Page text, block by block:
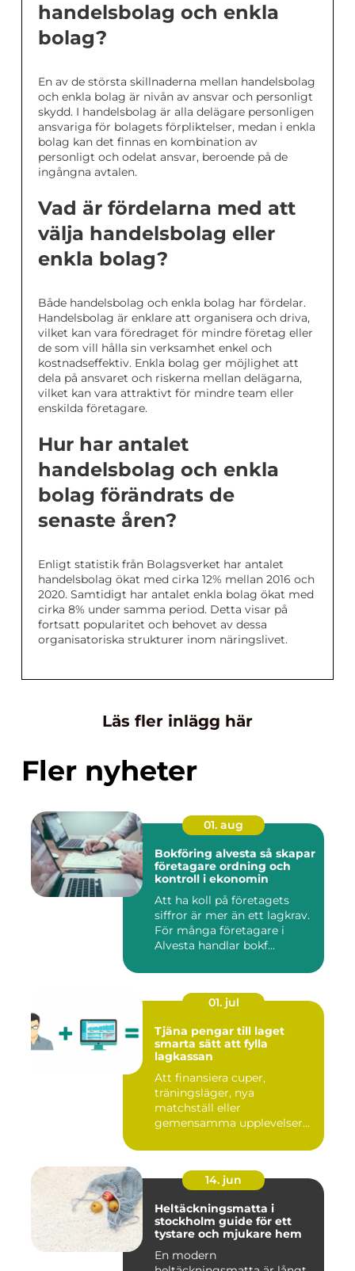
handelsbolag och enkla
bolag?
En av de största skillnaderna mellan handelsbolag
och enkla bolag är nivån av ansvar och personligt
skydd. I handelsbolag är alla delägare personligen
ansvariga för bolagets förpliktelser, medan i enkla
bolag kan det finnas en kombination av
personligt och odelat ansvar, beroende på de
ingångna avtalen.
Vad är fördelarna med att
välja handelsbolag eller
enkla bolag?
Både handelsbolag och enkla bolag har fördelar.
Handelsbolag är enklare att organisera och driva,
vilket kan vara föredraget för mindre företag eller
de som vill hålla sin verksamhet enkel och
kostnadseffektiv. Enkla bolag ger möjlighet att
dela på ansvaret och riskerna mellan delägarna,
vilket kan vara attraktivt för mindre team eller
enskilda företagare.
Hur har antalet
handelsbolag och enkla
bolag förändrats de
senaste åren?
Enligt statistik från Bolagsverket har antalet
handelsbolag ökat med cirka 12% mellan 2016 och
2020. Samtidigt har antalet enkla bolag ökat med
cirka 8% under samma period. Detta visar på
fortsatt popularitet och behovet av dessa
organisatoriska strukturer inom näringslivet.
Läs fler inlägg här
Fler nyheter
01. aug
Bokföring alvesta så skapar
företagare ordning och
kontroll i ekonomin
Att ha koll på företagets
siffror är mer än ett lagkrav.
För många företagare i
Alvesta handlar bokf...
01. jul
Tjäna pengar till laget
smarta sätt att fylla
lagkassan
Att finansiera cuper,
träningsläger, nya
matchställ eller
gemensamma upplevelser
14. jun
Heltäckningsmatta i
stockholm guide för ett
tystare och mjukare hem
En modern